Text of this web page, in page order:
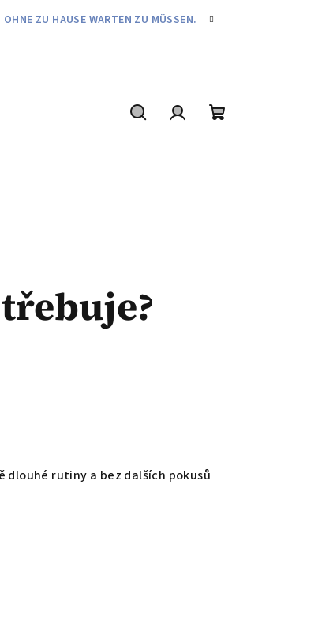
ZU HAUSE WARTEN ZU MÜSSEN.
dlouhé rutiny a bez dalších pokusů